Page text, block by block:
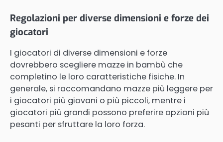
Regolazioni per diverse dimensioni e forze dei
giocatori
I giocatori di diverse dimensioni e forze
dovrebbero scegliere mazze in bambù che
completino le loro caratteristiche fisiche. In
generale, si raccomandano mazze più leggere per
i giocatori più giovani o più piccoli, mentre i
giocatori più grandi possono preferire opzioni più
pesanti per sfruttare la loro forza.